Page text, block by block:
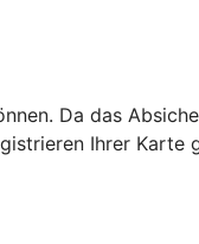
Da das
Ihrer